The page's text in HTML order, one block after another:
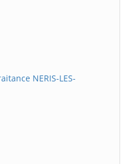
NERIS-LES-